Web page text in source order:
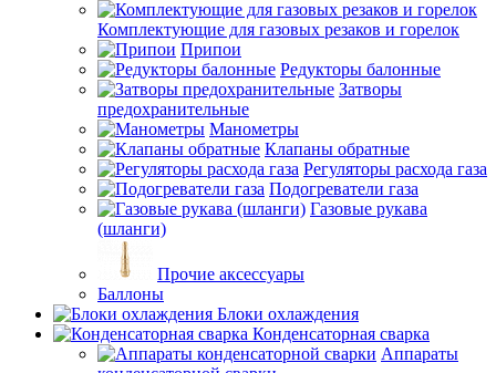
Комплектующие для газовых резаков и горелок
Припои
Редукторы балонные
Затворы
предохранительные
Манометры
Клапаны обратные
Регуляторы расхода газа
Подогреватели газа
Газовые рукава
(шланги)
Прочие аксессуары
Баллоны
Блоки охлаждения
Конденсаторная сварка
Аппараты